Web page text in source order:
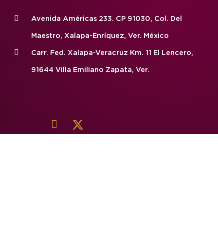
Avenida Américas 233. CP 91030, Col. Del
Maestro, Xalapa-Enríquez, Ver. México
Carr. Fed. Xalapa-Veracruz Km. 11 El Lencero,
91644 Villa Emiliano Zapata, Ver.
F
a